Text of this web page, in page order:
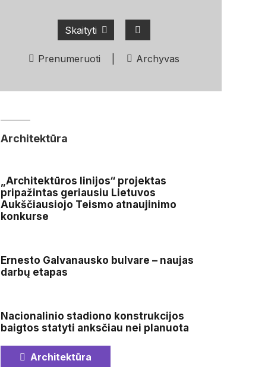
Skaityti
Prenumeruoti Archyvas
Architektūra
„Architektūros linijos“ projektas
pripažintas geriausiu Lietuvos
Aukščiausiojo Teismo atnaujinimo
konkurse
Ernesto Galvanausko bulvare – naujas
darbų etapas
Nacionalinio stadiono konstrukcijos
baigtos statyti anksčiau nei planuota
Architektūra